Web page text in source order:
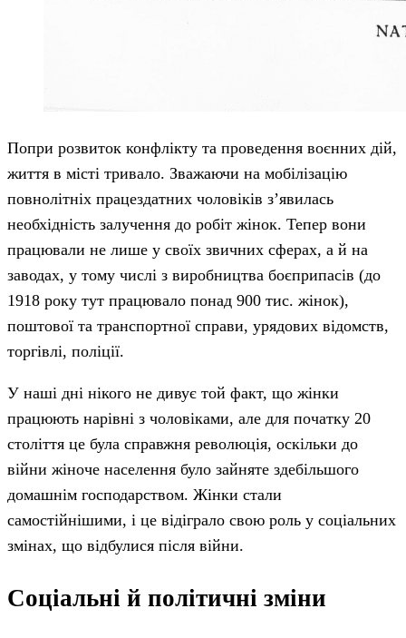
Попри розвиток конфлікту та проведення воєнних дій,
життя в місті тривало. Зважаючи на мобілізацію
повнолітніх працездатних чоловіків з’явилась
необхідність залучення до робіт жінок. Тепер вони
працювали не лише у своїх звичних сферах, а й на
заводах, у тому числі з виробництва боєприпасів (до
1918 року тут працювало понад 900 тис. жінок),
поштової та транспортної справи, урядових відомств,
торгівлі, поліції.
У наші дні нікого не дивує той факт, що жінки
працюють нарівні з чоловіками, але для початку 20
століття це була справжня революція, оскільки до
війни жіноче населення було зайняте здебільшого
домашнім господарством. Жінки стали
самостійнішими, і це відіграло свою роль у соціальних
змінах, що відбулися після війни.
Соціальні й політичні зміни